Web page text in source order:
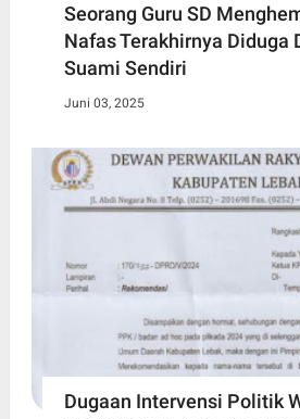
Seorang Guru SD
Nafas Terakhirnya Diduga
Suami Sendiri
Juni 03, 2025
Dugaan Intervensi Politik